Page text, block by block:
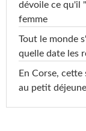
dévoile ce qu'il
femme
Tout le monde
quelle date les
En Corse,
au petit